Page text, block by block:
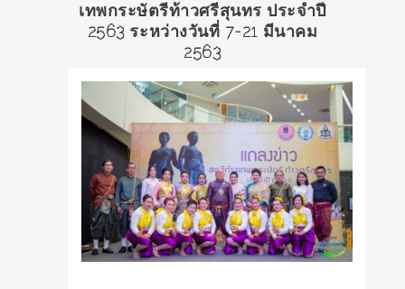
เทพกระษัตรีท้าวศรีสุนทร ประจำปี
2563 ระหว่างวันที่ 7-21 มีนาคม
2563